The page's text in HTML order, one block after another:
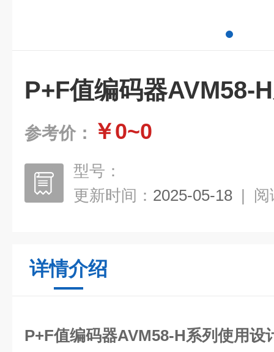
P+F值编码器AVM58-
参考价： ￥0~0
型号：
更新时间： 2025-05-18 | 阅
详情介绍
P+F值编码器AVM58-H系列使用设